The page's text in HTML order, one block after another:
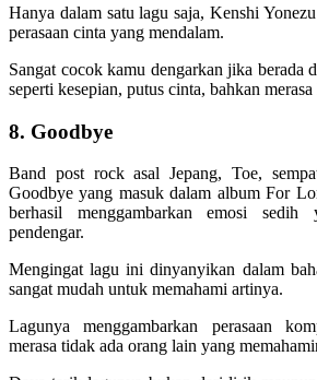
Hanya dalam satu lagu saja, Kenshi
perasaan cinta yang mendalam.
Sangat cocok kamu dengarkan jika berada
seperti kesepian, putus cinta, bahkan merasa
8. Goodbye
Band post rock asal Jepang, Toe,
Goodbye yang masuk dalam album For
berhasil menggambarkan emosi
pendengar.
Mengingat lagu ini dinyanyikan dalam
sangat mudah untuk memahami artinya.
Lagunya menggambarkan perasaan
merasa tidak ada orang lain yang